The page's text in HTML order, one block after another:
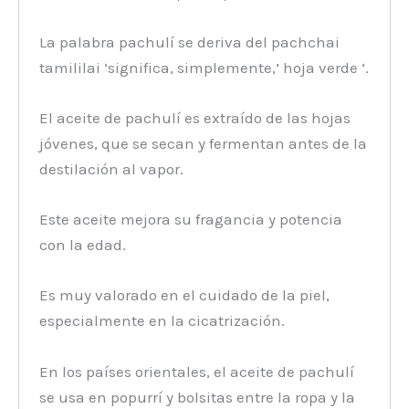
La palabra pachulí se deriva del pachchai
tamililai ‘significa, simplemente,’ hoja verde ‘.
El aceite de pachulí es extraído de las hojas
jóvenes, que se secan y fermentan antes de la
destilación al vapor.
Este aceite mejora su fragancia y potencia
con la edad.
Es muy valorado en el cuidado de la piel,
especialmente en la cicatrización.
En los países orientales, el aceite de pachulí
se usa en popurrí y bolsitas entre la ropa y la